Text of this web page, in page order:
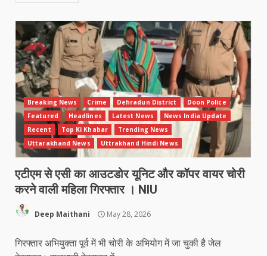
Breaking News Crime Dehradun District
Doon Police
Featured
Headlines Latest News
News India Update
Recent
Top Ki Khabar
Trending News
Uttarakhand News
Uttrakhand Hindi News
एटीएम से एसी का आउटडोर यूनिट और कॉपर वायर चोरी
करने वाली महिला गिरफ्तार । NIU
Deep Maithani May 28, 2026
गिरफ्तार अभियुक्ता पूर्व में भी चोरी के अभियोग में जा चुकी है जेल